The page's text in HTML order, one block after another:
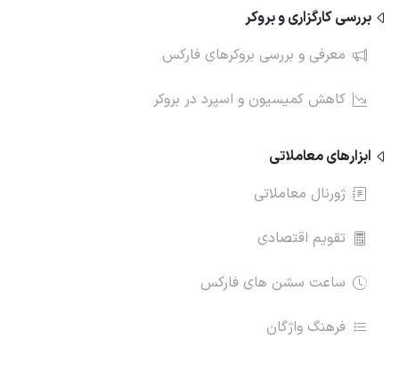
بررسی کارگزاری و بروکر
معرفی و بررسی بروکرهای فارکس
کاهش کمیسیون و اسپرد در بروکر
ابزارهای معاملاتی
ژورنال معاملاتی
تقویم اقتصادی
ساعت سشن های فارکس
فرهنگ واژگان